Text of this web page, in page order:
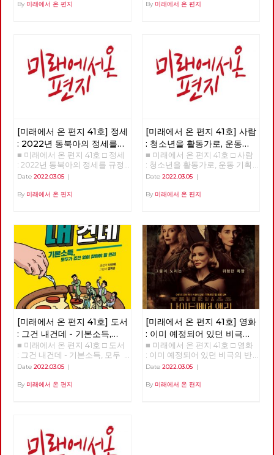
By 미래에서 온 편지 By 미래에서 온 편지
[미래에서 온 편지 41호] 정세
: 2022년 동북아의 정세를
규정하는 네 가지 요인
■ 미래에서 온 편지 41호 □ 정세
: 2022년 동북아의 정세를 규정
하는 네 가지 요인 >>>>>> 업로
Date 2022.03.05 |
By 미래에서 온 편지
[미래에서 온 편지 41호] 사람
: 청소년을 활동가로, 운동
기획자 고유미
■ 미래에서 온 편지 41호 □ 사람
: 청소년을 활동가로, 운동 기획
자 고유미 >>>>>> 업로드 준비
Date 2022.03.05|
By 미래에서 온 편지
[미래에서 온 편지 41호] 도서
: 그건 내건데 - 기본소득,
모두가 차별없이 찾아야 할
권리
■ 미래에서 온 편지 41호 □ 도서
: 그건 내건데 - 기본소득, 모두
가 차별없이 찾아야 할 권리
Date 2022.03.05 |
By 미래에서 온 편지
[미래에서 온 편지 41호] 영화
: 이미 예정되어 있던 비극의
반복 – 나이트메어 앨리
■ 미래에서 온 편지 41호 □ 영화
: 이미 예정되어 있던 비극의 반
복 – 나이트메어 앨리 >>>>>>
Date 2022.03.05|
By 미래에서 온 편지